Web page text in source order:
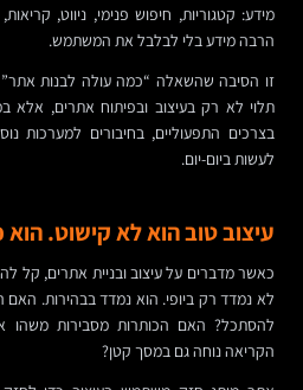
מידע: קטגוריות, חיפוש פנימי, ניווט,
הרבה מידע בלי לבלבל את המשתמש.
זו הסיבה שהשאלה “כמה עולה לבנות
תלוי לא רק בעיצוב ובפיתוח אתרים, אלא
בצרכים התפעוליים, בחיבורים למערכות
לעשות ביום-יום.
עיצוב טוב הוא לא קישוט.
כאשר מדברים על עיצוב ובניית אתרים, קל
לא נמדד רק ביופי. הוא נמדד בבהירות. האם
להסתכל? האם הכותרות מסבירות משהו
הקריאה נוחה גם במסך קטן?